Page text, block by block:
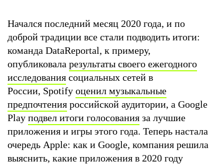
Начался последний месяц 2020 года, и по
доброй традиции все стали подводить итоги:
команда DataReportal, к примеру,
опубликовала результаты своего ежегодного
исследования социальных сетей в
России, Spotify оценил музыкальные
предпочтения российской аудитории, а Google
Play подвел итоги голосования за лучшие
приложения и игры этого года. Теперь настала
очередь Apple: как и Google, компания решила
выяснить, какие приложения в 2020 году